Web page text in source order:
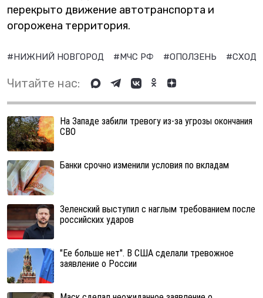
перекрыто движение автотранспорта и
огорожена территория.
#НИЖНИЙ НОВГОРОД #МЧС РФ #ОПОЛЗЕНЬ #СХОД
Читайте нас:
На Западе забили тревогу из-за угрозы окончания
СВО
Банки срочно изменили условия по вкладам
Зеленский выступил с наглым требованием после
российских ударов
"Ее больше нет". В США сделали тревожное
заявление о России